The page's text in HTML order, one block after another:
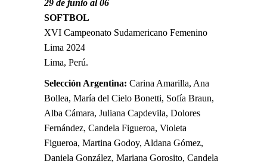
29 de junio al 06
SOFTBOL
XVI Campeonato Sudamericano Femenino
Lima 2024
Lima, Perú.
Selección Argentina: Carina Amarilla, Ana
Bollea, María del Cielo Bonetti, Sofía Braun,
Alba Cámara, Juliana Capdevila, Dolores
Fernández, Candela Figueroa, Violeta
Figueroa, Martina Godoy, Aldana Gómez,
Daniela González, Mariana Gorosito, Candela